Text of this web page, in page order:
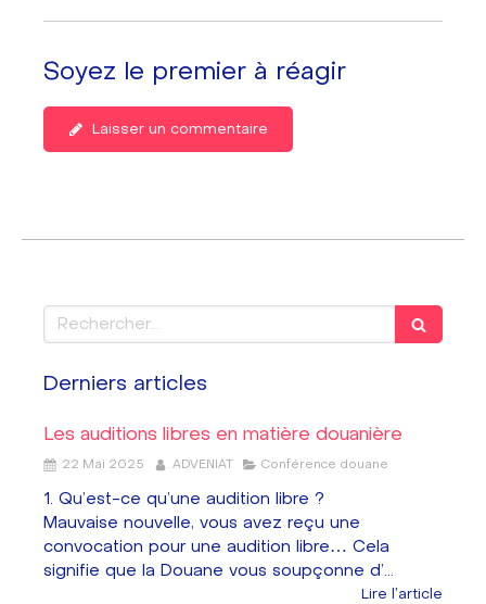
Soyez le premier à réagir
Laisser un commentaire
Rechercher
Derniers articles
Les auditions libres en matière douanière
22 Mai 2025 ADVENIAT Conférence douane
1. Qu’est-ce qu’une audition libre ?
Mauvaise nouvelle, vous avez reçu une
convocation pour une audition libre… Cela
signifie que la Douane vous soupçonne d’...
Lire l'article